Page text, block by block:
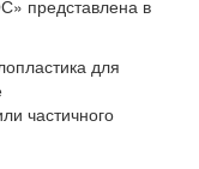
представлена в
для
частичного